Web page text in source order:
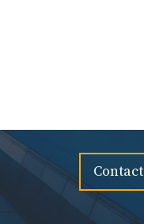
Contact